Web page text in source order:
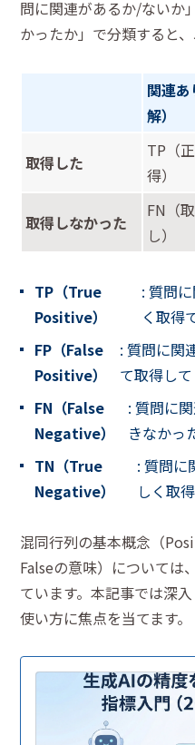
問に関連があるか/ない
かったか」で分類すると
関連
解）
取得した
TP（
得）
取得しなかった
FN（
し）
TP（True
Positive）
: 質問
く取得
FP（False
Positive）
: 質問に関
て取得して
FN（False
Negative）
: 質問に
きなかっ
TN（True
Negative）
: 質問に
しく取
混同行列の基本概念（
Falseの意味）については
ています。本記事では深
使い方に焦点を当てます。